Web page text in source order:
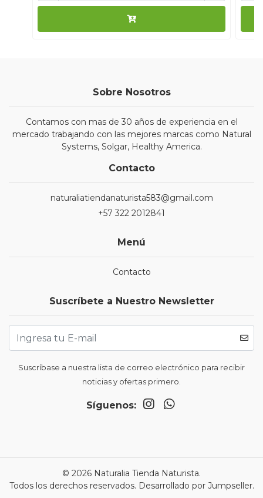
Sobre Nosotros
Contamos con mas de 30 años de experiencia en el
mercado trabajando con las mejores marcas como Natural
Systems, Solgar, Healthy America.
Contacto
naturaliatiendanaturista583@gmail.com
+57 322 2012841
Menú
Contacto
Suscríbete a Nuestro Newsletter
Suscríbase a nuestra lista de correo electrónico para recibir
noticias y ofertas primero.
Síguenos:
© 2026 Naturalia Tienda Naturista.
Todos los derechos reservados. Desarrollado por Jumpseller.